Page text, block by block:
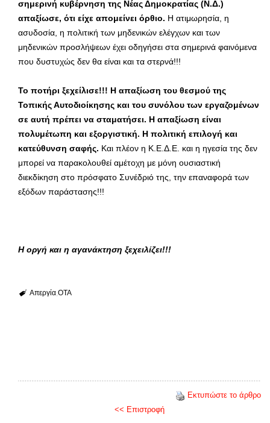
σημερινή κυβέρνηση της Νέας Δημοκρατίας (Ν.Δ.)
απαξίωσε, ότι είχε απομείνει όρθιο. Η ατιμωρησία, η
ασυδοσία, η πολιτική των μηδενικών ελέγχων και των
μηδενικών προσλήψεων έχει οδηγήσει στα σημερινά φαινόμενα
που δυστυχώς δεν θα είναι και τα στερνά!!!
Το ποτήρι ξεχείλισε!!! Η απαξίωση του θεσμού της
Τοπικής Αυτοδιοίκησης και του συνόλου των εργαζομένων
σε αυτή πρέπει να σταματήσει. Η απαξίωση είναι
πολυμέτωπη και εξοργιστική. Η πολιτική επιλογή και
κατεύθυνση σαφής. Και πλέον η Κ.Ε.Δ.Ε. και η ηγεσία της δεν
μπορεί να παρακολουθεί αμέτοχη με μόνη ουσιαστική
διεκδίκηση στο πρόσφατο Συνέδριό της, την επαναφορά των
εξόδων παράστασης!!!
Η οργή και η αγανάκτηση ξεχειλίζει!!!
Απεργία ΟΤΑ
Εκτυπώστε το άρθρο
<< Επιστροφή